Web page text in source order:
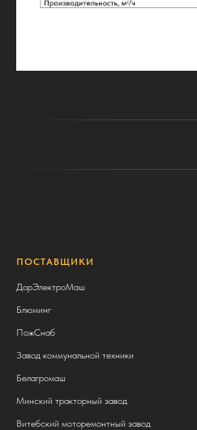
ПОСТАВЩИКИ
ДорЭлектроМаш
Блюминг
ПожСнаб
Завод коммунальной техники
Белагромаш
Минский тракторный завод
Витебский моторемонтный завод